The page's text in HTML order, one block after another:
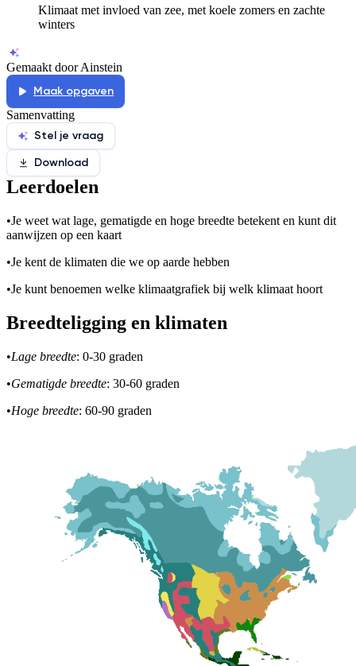
Klimaat met invloed van zee, met koele zomers en zachte
winters
Gemaakt door Ainstein
Maak opgaven
Samenvatting
Stel je vraag
Download
Leerdoelen
•Je weet wat lage, gematigde en hoge breedte betekent en kunt dit
aanwijzen op een kaart
•Je kent de klimaten die we op aarde hebben
•Je kunt benoemen welke klimaatgrafiek bij welk klimaat hoort
Breedteligging en klimaten
•Lage breedte: 0-30 graden
•Gematigde breedte: 30-60 graden
•Hoge breedte: 60-90 graden